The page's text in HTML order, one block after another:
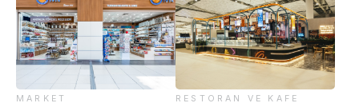
MARKET RESTORAN VE KAFE